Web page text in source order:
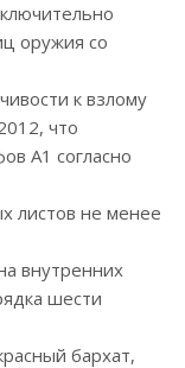
оружия со
к взлому
что
А1 согласно
листов не менее
внутренних
шести
бархат,